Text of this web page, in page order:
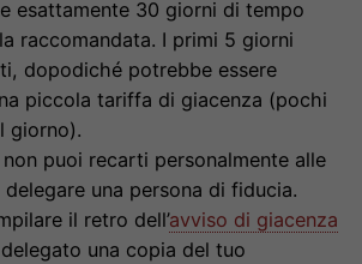
esattamente 30 giorni di tempo
raccomandata. I primi 5 giorni
dopodiché potrebbe essere
piccola tariffa di giacenza (pochi
giorno).
non puoi recarti personalmente alle
una persona di fiducia.
il retro dell’avviso di giacenza
una copia del tuo